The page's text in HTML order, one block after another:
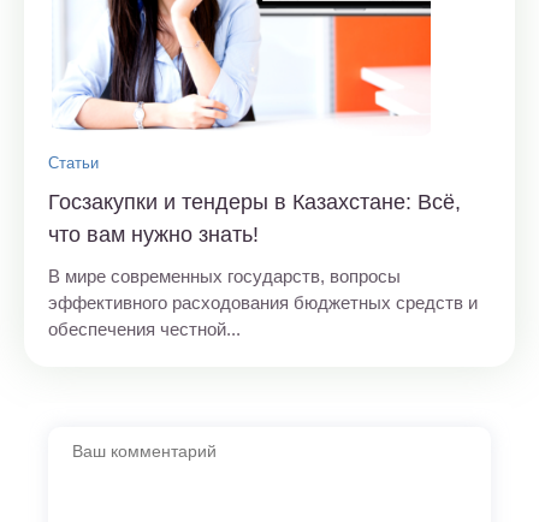
Статьи
Госзакупки и тендеры в Казахстане: Всё,
что вам нужно знать!
В мире современных государств, вопросы
эффективного расходования бюджетных средств и
обеспечения честной...